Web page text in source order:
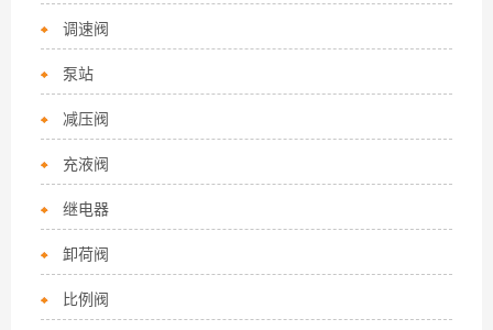
调速阀
泵站
减压阀
充液阀
继电器
卸荷阀
比例阀